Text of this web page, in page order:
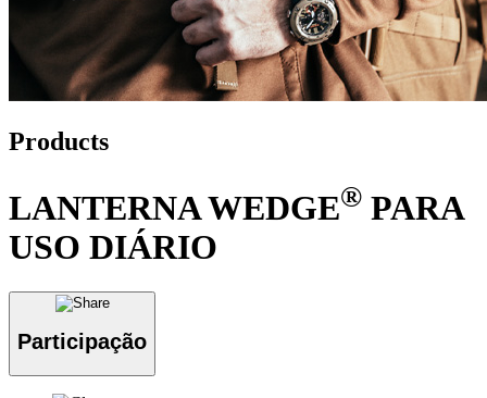
Products
LANTERNA WEDGE® PARA
USO DIÁRIO
Participação